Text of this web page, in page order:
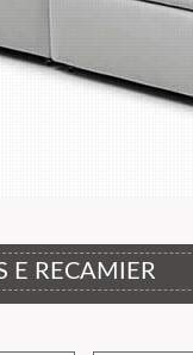
RECAMIER